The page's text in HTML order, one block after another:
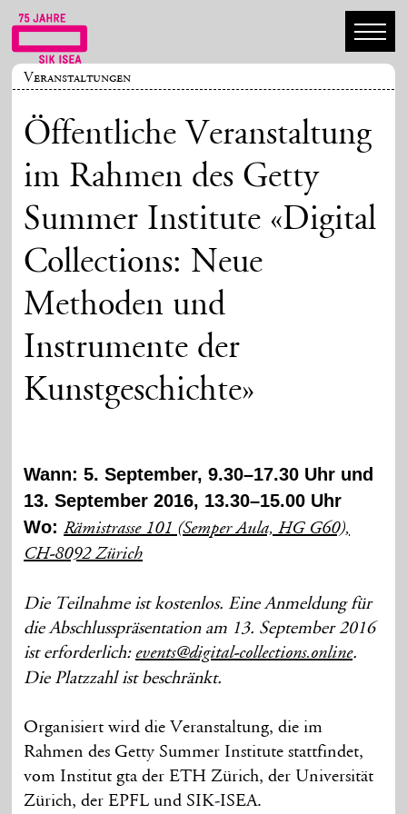
Veranstaltungen
Öffentliche Veranstaltung
im Rahmen des Getty
Summer Institute «Digital
Collections: Neue
Methoden und
Instrumente der
Kunstgeschichte»
Wann: 5. September, 9.30–17.30 Uhr und
13. September 2016, 13.30–15.00 Uhr
Wo: Rämistrasse 101 (Semper Aula, HG G60),
CH-8092 Zürich
Die Teilnahme ist kostenlos. Eine Anmeldung für
die Abschlusspräsentation am 13. September 2016
ist erforderlich: events@digital-collections.online.
Die Platzzahl ist beschränkt.
Organisiert wird die Veranstaltung, die im
Rahmen des Getty Summer Institute stattfindet,
vom Institut gta der ETH Zürich, der Universität
Zürich, der EPFL und SIK-ISEA.